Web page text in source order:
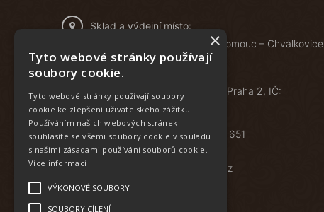
Sklad a výdejní místo:
Železniční 548/4B, 772 00 Olomouc – Chválkovice
Food specials s.r.o.
Vyšehradská 1349/2, 128 00 Praha 2, IČ:
05622816
Zavolejte nám:+420 777 481 651
eshop@foodspecials.cz
×
Tyto webové stránky používají
soubory cookie.
Tyto webové stránky používají soubory
cookie ke zlepšení uživatelského zážitku.
Používáním našich webových stránek
souhlasíte se všemi soubory cookie v souladu
s našimi zásadami používání souborů cookie.
Více informací
VÝKONOVÉ SOUBORY
SOUBORY CÍLENÍ